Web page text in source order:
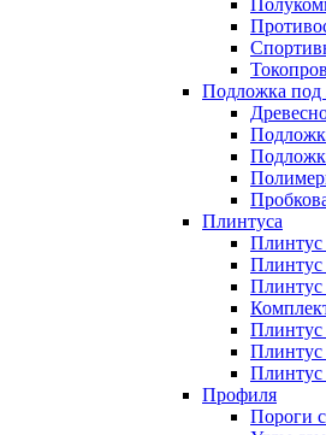
Подложка под
Плинтуса
Плинтус
Плинтус
Профиля
Пороги